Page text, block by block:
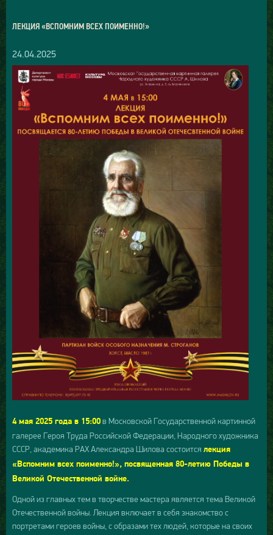
ЛЕКЦИЯ «ВСПОМНИМ ВСЕХ ПОИМЕННО!»
24.04.2025
4 мая 2025 года в 15:00 в Московской Государственной картинной
галерее Героя Труда Российской Федерации, Народного художника
СССР, академика РАХ Александра Шилова состоится лекция
«Вспомним всех поименно!», посвященная 80-летию Победы в
Великой Отечественной войне.
Одной из главных тем в творчестве мастера является тема Великой
Отечественной войны. Лекция включает в себя знакомство с
портретами героев войны, с образами тех людей, которые на своих